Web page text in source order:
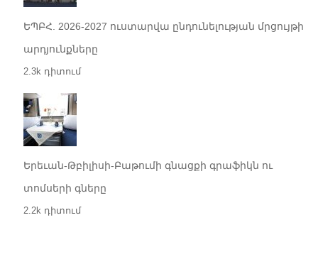
ԵՊԲՀ. 2026-2027 ուստարվա ընդունելության մրցույթի
արդյունքները
2.3k դիտում
Երեւան-Թբիլիսի-Բաթումի գնացքի գրաֆիկն ու
տոմսերի գները
2.2k դիտում